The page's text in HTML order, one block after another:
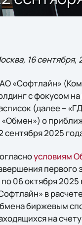
16 сентября,
«Софтлайн»
с фокусом
(далее –
о
сентября 2025
условиям
первого
по 06 октября
в
биржевым
на